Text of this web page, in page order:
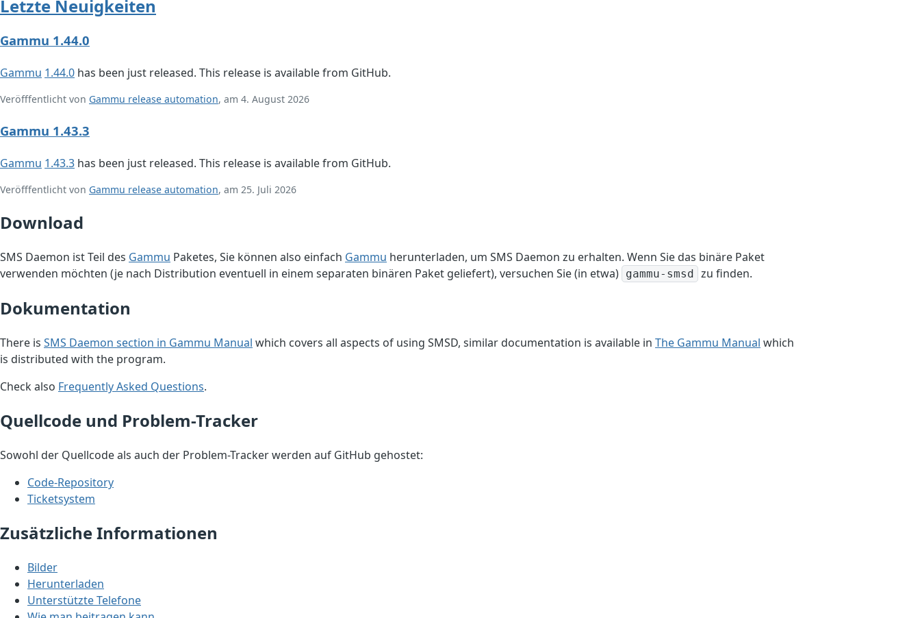
Letzte Neuigkeiten
Gammu 1.44.0
Gammu 1.44.0 has been just released. This release is available from GitHub.
Veröfffentlicht von Gammu release automation, am 4. August 2026
Gammu 1.43.3
Gammu 1.43.3 has been just released. This release is available from GitHub.
Veröfffentlicht von Gammu release automation, am 25. Juli 2026
Download
SMS Daemon ist Teil des Gammu Paketes, Sie können also einfach Gammu herunterladen, um SMS Daemon zu erhalten. Wenn Sie das binäre Paket
verwenden möchten (je nach Distribution eventuell in einem separaten binären Paket geliefert), versuchen Sie (in etwa) gammu-smsd zu finden.
Dokumentation
There is SMS Daemon section in Gammu Manual which covers all aspects of using SMSD, similar documentation is available in The Gammu Manual which
is distributed with the program.
Check also Frequently Asked Questions.
Quellcode und Problem-Tracker
Sowohl der Quellcode als auch der Problem-Tracker werden auf GitHub gehostet:
Code-Repository
Ticketsystem
Zusätzliche Informationen
Bilder
Herunterladen
Unterstützte Telefone